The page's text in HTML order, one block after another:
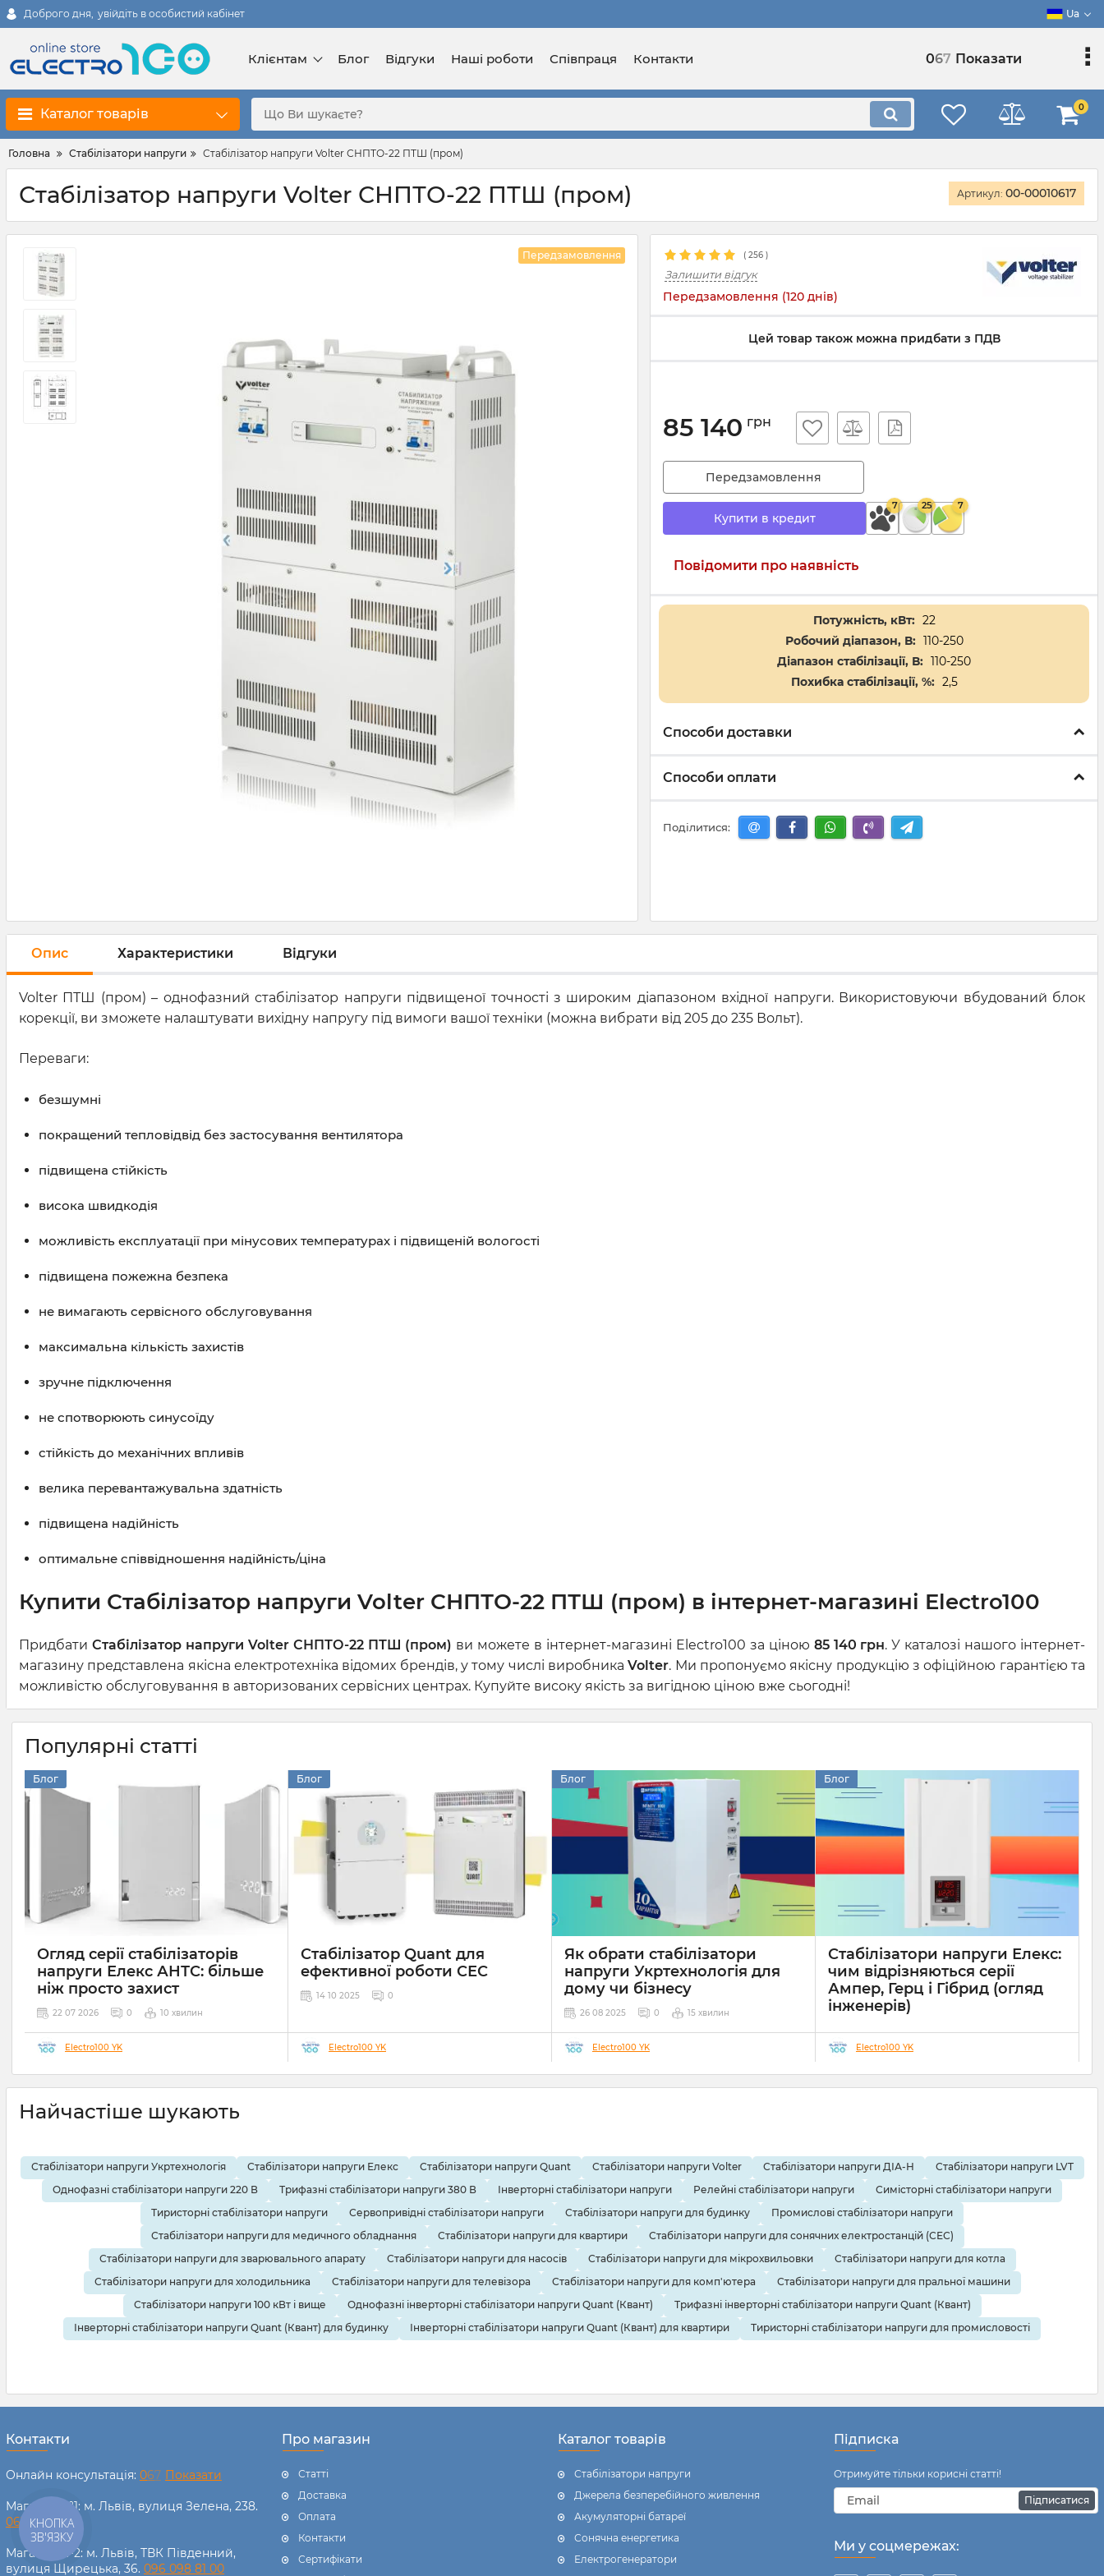
Доброго дня, увійдіть в особистий кабінет Ua
Клієнтам Блог Відгуки Наші роботи Співпраця Контакти 067 Показати
Каталог товарів 0
Головна Стабілізатори напруги Стабілізатор напруги Volter СНПТО-22 ПТШ (пром)
Стабілізатор напруги Volter СНПТО-22 ПТШ (пром) Артикул: 00-00010617
Передзамовлення ( 256 )
Залишити відгук
Передзамовлення (120 днів)
Цей товар також можна придбати з ПДВ
85 140 грн
Передзамовлення
Купити в кредит
7 25 7
Повідомити про наявність
Потужність, кВт: 22
Робочий діапазон, В: 110-250
Діапазон стабілізації, В: 110-250
Похибка стабілізації, %: 2,5
Способи доставки
Способи оплати
Поділитися:
Опис Характеристики Відгуки
Volter ПТШ (пром) – однофазний стабілізатор напруги підвищеної точності з широким діапазоном вхідної напруги. Використовуючи вбудований блок
корекції, ви зможете налаштувати вихідну напругу під вимоги вашої техніки (можна вибрати від 205 до 235 Вольт).
Переваги:
безшумні
покращений тепловідвід без застосування вентилятора
підвищена стійкість
висока швидкодія
можливість експлуатації при мінусових температурах і підвищеній вологості
підвищена пожежна безпека
не вимагають сервісного обслуговування
максимальна кількість захистів
зручне підключення
не спотворюють синусоїду
стійкість до механічних впливів
велика перевантажувальна здатність
підвищена надійність
оптимальне співвідношення надійність/ціна
Купити Стабілізатор напруги Volter СНПТО-22 ПТШ (пром) в інтернет-магазині Electro100
Придбати Стабілізатор напруги Volter СНПТО-22 ПТШ (пром) ви можете в інтернет-магазині Electro100 за ціною 85 140 грн. У каталозі нашого інтернет-
магазину представлена якісна електротехніка відомих брендів, у тому числі виробникаVolter. Ми пропонуємо якісну продукцію з офіційною гарантією та
можливістю обслуговування в авторизованих сервісних центрах. Купуйте високу якість за вигідною ціною вже сьогодні!
Популярні статті
Блог
Огляд серії стабілізаторів
напруги Елекс АНТС: більше
ніж просто захист
22 07 2026 0 10 хвилин
Electro100 YK
Блог
Стабілізатор Quant для
ефективної роботи СЕС
14 10 2025 0
Electro100 YK
Блог
Як обрати стабілізатори
напруги Укртехнологія для
дому чи бізнесу
26 08 2025 0 15 хвилин
Electro100 YK
Блог
Стабілізатори напруги Елекс:
чим відрізняються серії
Ампер, Герц і Гібрид (огляд
інженерів)
19 08 2025 0
10 хвилин
Electro100 YK
Найчастіше шукають
Стабілізатори напруги Укртехнологія Стабілізатори напруги Елекс Стабілізатори напруги Quant Стабілізатори напруги Volter Стабілізатори напруги ДІА-Н
Стабілізатори напруги LVT
Однофазні стабілізатори напруги 220 В
Трифазні стабілізатори напруги 380 В Інверторні стабілізатори напруги Релейні стабілізатори напруги
Симісторні стабілізатори напруги
Тиристорні стабілізатори напруги
Сервопривідні стабілізатори напруги Стабілізатори напруги для будинку
Промислові стабілізатори напруги
Стабілізатори напруги для медичного обладнання
Стабілізатори напруги для квартири
Стабілізатори напруги для сонячних електростанцій (СЕС)
Стабілізатори напруги для зварювального апарату
Стабілізатори напруги для насосів Стабілізатори напруги для мікрохвильовки
Стабілізатори напруги для котла
Стабілізатори напруги для холодильника
Стабілізатори напруги для телевізора Стабілізатори напруги для комп'ютера
Стабілізатори напруги для пральної машини
Стабілізатори напруги 100 кВт і вище
Однофазні інверторні стабілізатори напруги Quant (Квант)
Трифазні інверторні стабілізатори напруги Quant (Квант)
Інверторні стабілізатори напруги Quant (Квант) для будинку
Інверторні стабілізатори напруги Quant (Квант) для квартири Тиристорні стабілізатори напруги для промисловості
Контакти
Онлайн консультація: 067 Показати
Магазин №1: м. Львів, вулиця Зелена, 238.
067 238 11 00
Магазин №2: м. Львів, ТВК Південний,
вулиця Щирецька, 36. 096 098 81 00
Про магазин
Статті
Доставка
Оплата
Контакти
Сертифікати
Каталог товарів
Стабілізатори напруги
Джерела безперебійного живлення
Акумуляторні батареї
Сонячна енергетика
Електрогенератори
Підписка
Отримуйте тільки корисні статті!
Підписатися
Ми у соцмережах:
КНОПКА
ЗВ'ЯЗКУ